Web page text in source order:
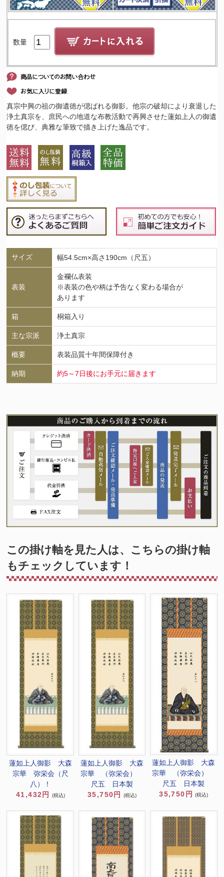
数量
真宗中興の祖の御遺徳が偲ばれる御影。他宗の破却により衰退した
浄土真宗を、庶民への地道な布教活動で再興させた蓮如上人の御遺
徳を偲び、典雅な筆致で描き上げた逸品です。
サイズ 幅54.5cm×高さ190cm（尺五）
表装
金襴仏表装
※表装の色や柄は予告なく変わる場合が
あります
箱 桐箱入り
主な宗派 浄土真宗
概要 表装品質十年間保障付き
納期 約5～7日後にお手元に届きます
この掛け軸を見た人は、こちらの掛け軸
もチェックしています！
蓮如上人御影 大森
宗華 弥栄会（尺
八）！
41,432円
(税込)
蓮如上人御影 大森
宗華 （弥栄会）
尺五 日本製
35,750円
(税込)
蓮如上人御影 大森
宗華 （弥栄会）
尺五 日本製
35,750円
(税込)